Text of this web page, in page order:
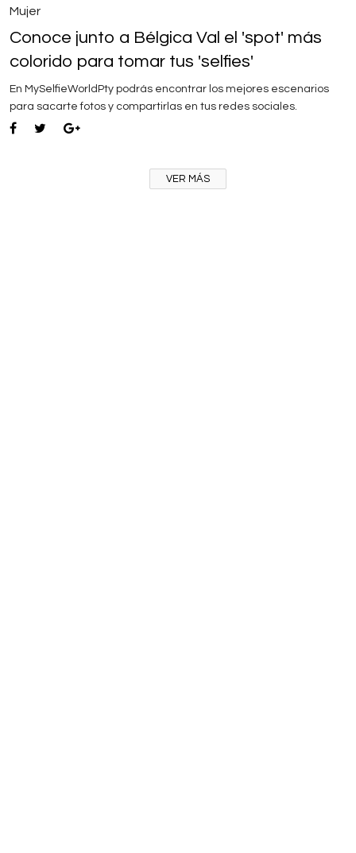
Mujer
Conoce junto a Bélgica Val el 'spot' más
colorido para tomar tus 'selfies'
En MySelfieWorldPty podrás encontrar los mejores escenarios
para sacarte fotos y compartirlas en tus redes sociales.
VER MÁS